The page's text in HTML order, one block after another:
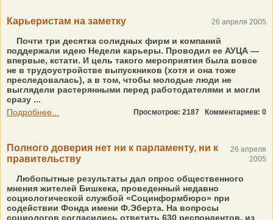
Карьеристам на заметку 26 апреля 2005
Почти три десятка солидных фирм и компаний
поддержали идею Недели карьеры. Проводил ее АУЦА —
впервые, кстати. И цель такого мероприятия была вовсе
не в трудоустройстве выпускников (хотя и она тоже
преследовалась), а в том, чтобы молодые люди не
выглядели растерянными перед работодателями и могли
сразу ...
Подробнее...
Просмотров: 2187 Комментариев: 0
Полного доверия нет ни к парламенту, ни к
правительству
26 апреля
2005
Любопытные результаты дал опрос общественного
мнения жителей Бишкека, проведенный недавно
социологической службой «Социнформбюро» при
содействии Фонда имени Ф.Эберта. На вопросы
социологов согласились ответить 630 респондентов, из